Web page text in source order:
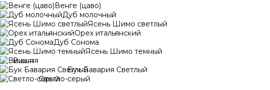
Венге (цаво)
Дуб молочный
Ясень Шимо светлый
Орех итальянский
Дуб Сонома
Ясень Шимо темный
Вишня
Бук Бавария Светлый
Светло-серый